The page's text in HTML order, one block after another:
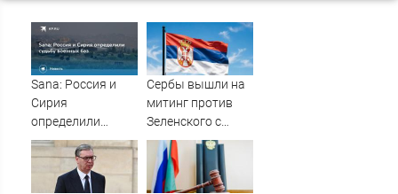
Sana: Россия и
Сирия
определили
судьбу военных
баз
Сербы вышли на
митинг против
Зеленского с
портретами
Путина